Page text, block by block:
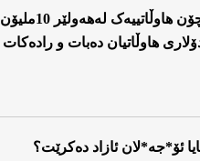
چۆن هاوڵاتییەک لەهەولێر 10ملیۆن
هاوڵاتیان دەبات و رادەکات
ئۆ*جە*لان ئازاد دەکرێت؟